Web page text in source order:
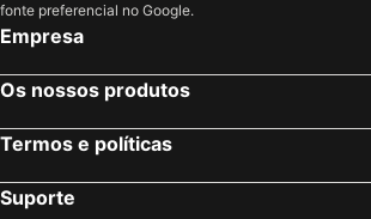
fonte preferencial no Google.
Empresa
Os nossos produtos
Termos e políticas
Suporte